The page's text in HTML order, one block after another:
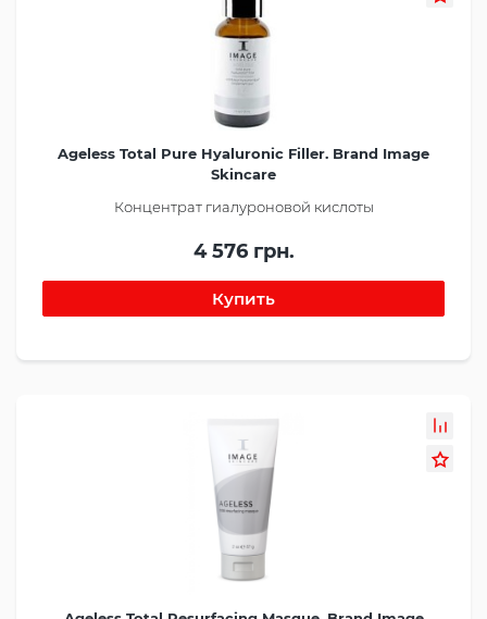
Ageless Total Pure Hyaluronic Filler. Brand Image
Skincare
Концентрат гиалуроновой кислоты
4 576 грн.